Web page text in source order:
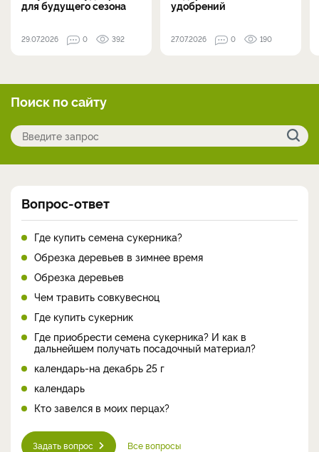
для будущего сезона
29.07.2026 0 392
удобрений
27.07.2026 0 190
Поиск по сайту
Вопрос-ответ
Где купить семена сукерника?
Обрезка деревьев в зимнее время
Обрезка деревьев
Чем травить совкувесноц
Где купить сукерник
Где приобрести семена сукерника? И как в
дальнейшем получать посадочный материал?
календарь-на декабрь 25 г
календарь
Кто завелся в моих перцах?
Задать вопрос Все вопросы